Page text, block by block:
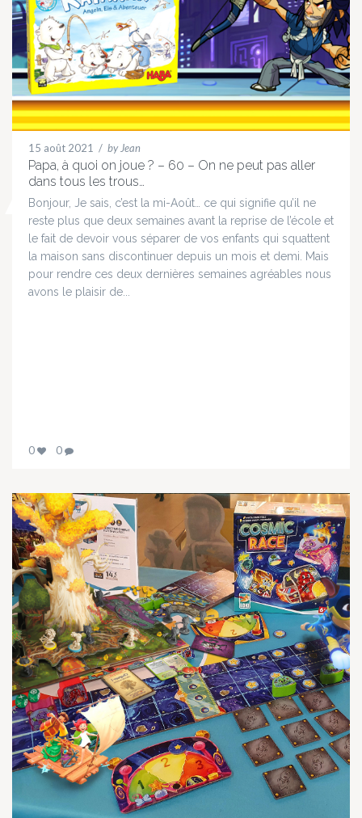
15 août 2021 / by Jean
Papa, à quoi on joue ? – 60 – On ne peut pas aller
dans tous les trous…
Bonjour, Je sais, c’est la mi-Août… ce qui signifie qu’il ne
reste plus que deux semaines avant la reprise de l’école et
le fait de devoir vous séparer de vos enfants qui squattent
la maison sans discontinuer depuis un mois et demi. Mais
pour rendre ces deux dernières semaines agréables nous
avons le plaisir de...
0 0